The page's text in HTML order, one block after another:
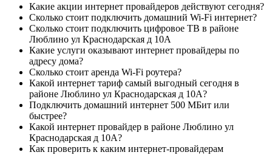
Какие акции интернет провайдеров действуют сегодня?
Сколько стоит подключить домашний Wi-Fi интернет?
Сколько стоит подключить цифровое ТВ в районе
Люблино ул Краснодарская д 10А
Какие услуги оказывают интернет провайдеры по
адресу дома?
Сколько стоит аренда Wi-Fi роутера?
Какой интернет тариф самый выгодный сегодня в
районе Люблино ул Краснодарская д 10А?
Подключить домашний интернет 500 МБит или
быстрее?
Какой интернет провайдер в районе Люблино ул
Краснодарская д 10А?
Как проверить к каким интернет-провайдерам